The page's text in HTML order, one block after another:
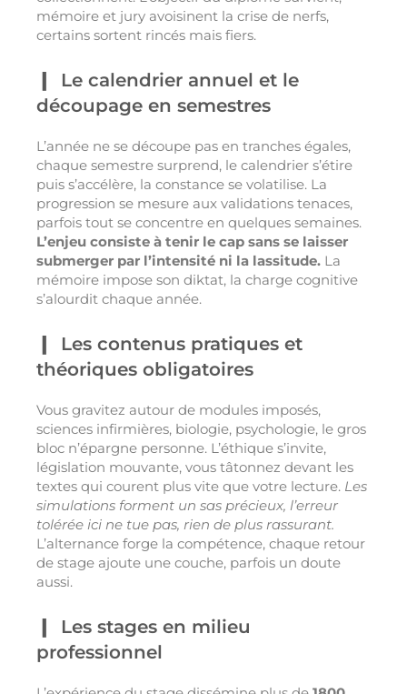
mémoire et jury avoisinent la crise de nerfs,
certains sortent rincés mais fiers.
Le calendrier annuel et le
découpage en semestres
L’année ne se découpe pas en tranches égales,
chaque semestre surprend, le calendrier s’étire
puis s’accélère, la constance se volatilise. La
progression se mesure aux validations tenaces,
parfois tout se concentre en quelques semaines.
L’enjeu consiste à tenir le cap sans se laisser
submerger par l’intensité ni la lassitude. La
mémoire impose son diktat, la charge cognitive
s’alourdit chaque année.
Les contenus pratiques et
théoriques obligatoires
Vous gravitez autour de modules imposés,
sciences infirmières, biologie, psychologie, le gros
bloc n’épargne personne. L’éthique s’invite,
législation mouvante, vous tâtonnez devant les
textes qui courent plus vite que votre lecture. Les
simulations forment un sas précieux, l’erreur
tolérée ici ne tue pas, rien de plus rassurant.
L’alternance forge la compétence, chaque retour
de stage ajoute une couche, parfois un doute
aussi.
Les stages en milieu
professionnel